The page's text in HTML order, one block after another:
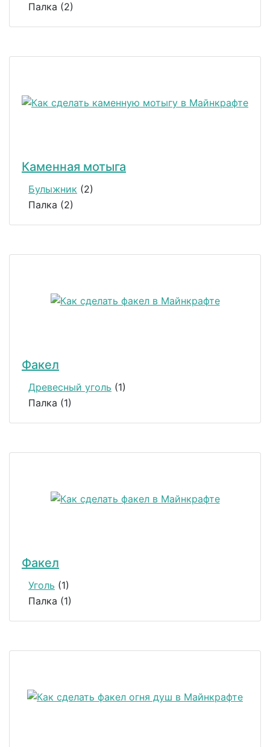
Палка (2)
Каменная мотыга
Булыжник (2)
Палка (2)
Факел
Древесный уголь (1)
Палка (1)
Факел
Уголь (1)
Палка (1)